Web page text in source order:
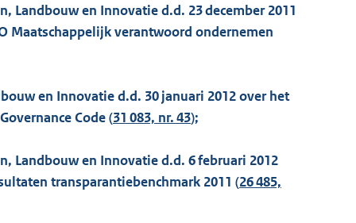
Landbouw en Innovatie d.d. 23 december 2011
Maatschappelijk verantwoord ondernemen
en Innovatie d.d. 30 januari 2012 over het
Code (31 083, nr. 43);
Landbouw en Innovatie d.d. 6 februari 2012
transparantiebenchmark 2011 (26 485,